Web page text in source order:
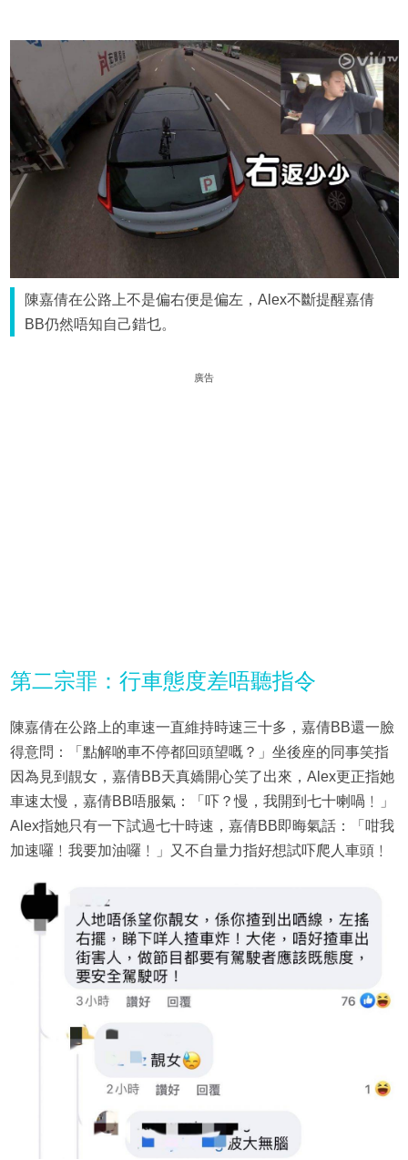
陳嘉倩在公路上不是偏右便是偏左，Alex不斷提醒嘉倩
BB仍然唔知自己錯乜。
廣告
第二宗罪：行車態度差唔聽指令
陳嘉倩在公路上的車速一直維持時速三十多，嘉倩BB還一臉
得意問：「點解啲車不停都回頭望嘅？」坐後座的同事笑指
因為見到靚女，嘉倩BB天真嬌開心笑了出來，Alex更正指她
車速太慢，嘉倩BB唔服氣：「吓？慢，我開到七十喇喎﹗」
Alex指她只有一下試過七十時速，嘉倩BB即晦氣話：「咁我
加速囉﹗我要加油囉﹗」又不自量力指好想試吓爬人車頭﹗